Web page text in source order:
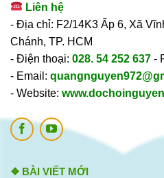
Liên hệ
- Địa chỉ: F2/14K3 Ấp 6, Xã
Chánh, TP. HCM
- Điện thoại: 028. 54 252 637 -
- Email:
- Website:
❖ BÀI VIẾT MỚI